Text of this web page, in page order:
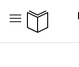
содержанию